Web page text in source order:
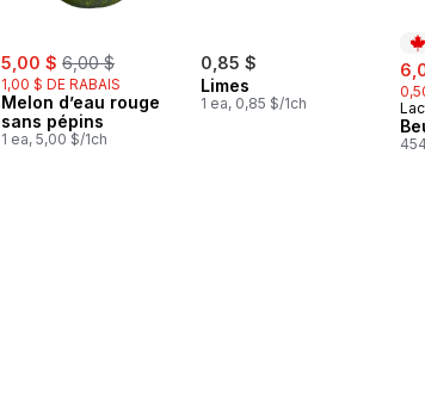
sale:
5,00 $ , formerly:
6,00 $
1,00 $ DE RABAIS
Melon d’eau rouge
sans pépins
1 ea, 5,00 $/1ch
0,85 $
Limes
1 ea, 0,85 $/1ch